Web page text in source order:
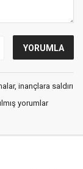
inançlara saldırı
yorumlar